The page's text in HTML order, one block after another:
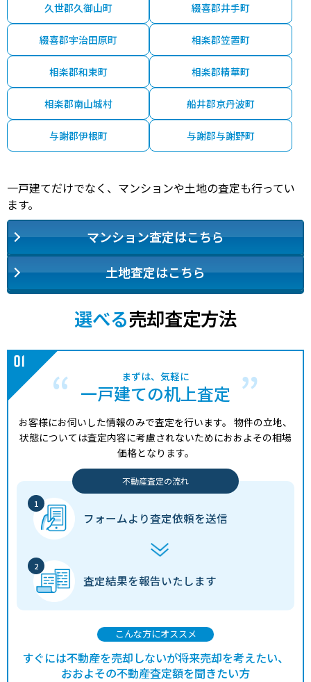
久世郡久御山町 綴喜郡井手町
綴喜郡宇治田原町 相楽郡笠置町
相楽郡和束町 相楽郡精華町
相楽郡南山城村 船井郡京丹波町
与謝郡伊根町 与謝郡与謝野町
一戸建てだけでなく、マンションや土地の査定も行ってい
ます。
マンション査定はこちら
土地査定はこちら
選べる売却査定方法
まずは、気軽に
一戸建ての机上査定
お客様にお伺いした情報のみで査定を行います。 物件の立地、
状態については査定内容に考慮されないためにおおよその相場
価格となります。
不動産査定の流れ
フォームより査定依頼を送信
査定結果を報告いたします
こんな方にオススメ
すぐには不動産を売却しないが将来売却を考えたい、
おおよその不動産査定額を聞きたい方